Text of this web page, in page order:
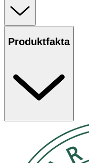
Produktfakta